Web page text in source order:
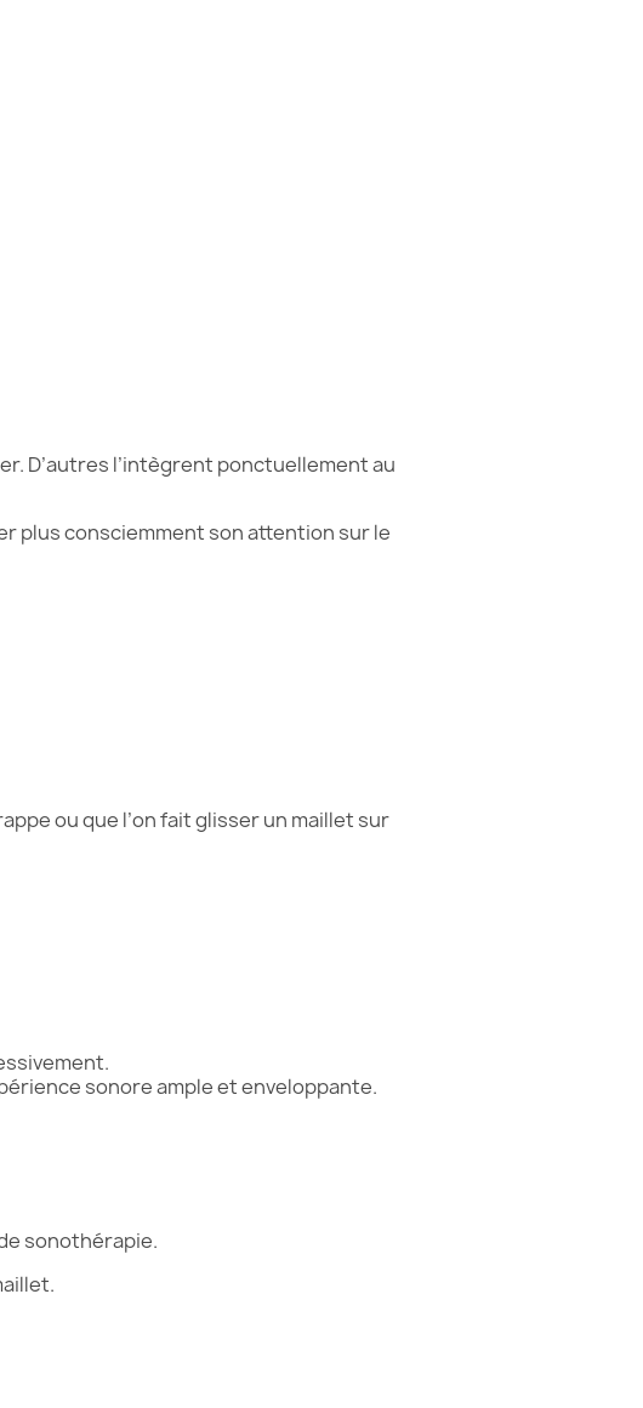
D’autres l’intègrent ponctuellement au
plus consciemment son attention sur le
ou que l’on fait glisser un maillet sur
sonore ample et enveloppante.
sonothérapie.